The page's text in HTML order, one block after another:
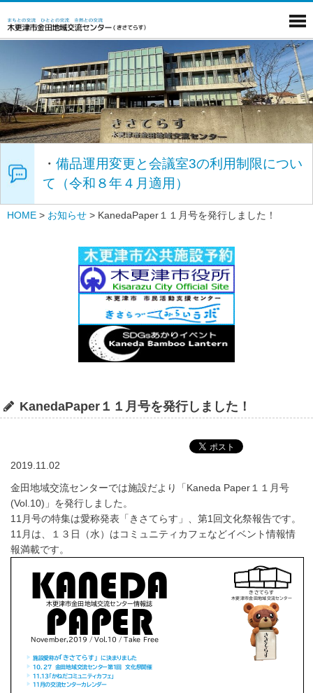
・ 備品運用変更と会議室3の利用制限につい
て（令和８年４月適用）
HOME > お知らせ > KanedaPaper１１月号を発行しました！
KanedaPaper１１月号を発行しました！
2019.11.02
金田地域交流センターでは施設だより「Kaneda Paper１１月号
(Vol.10)」を発行しました。
11月号の特集は愛称発表「きさてらす」、第1回文化祭報告です。
11月は、１３日（水）はコミュニティカフェなどイベント情報情
報満載です。